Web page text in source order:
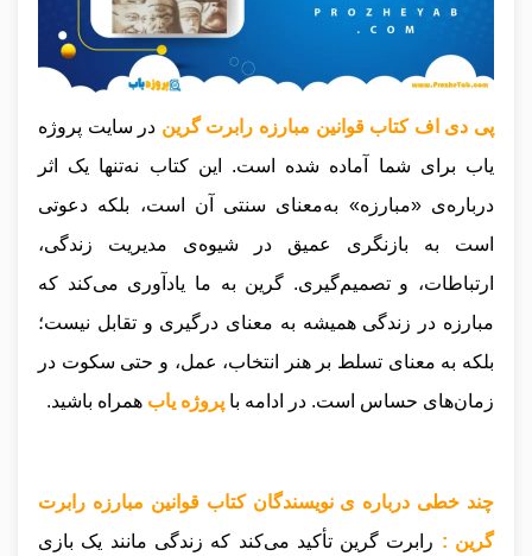
پی دی اف کتاب قوانین مبارزه رابرت گرین در سایت پروژه
یاب برای شما آماده شده است. این کتاب نه‌تنها یک اثر
درباره‌ی «مبارزه» به‌معنای سنتی آن است، بلکه دعوتی
است به بازنگری عمیق در شیوه‌ی مدیریت زندگی،
ارتباطات، و تصمیم‌گیری. گرین به ما یادآوری می‌کند که
مبارزه در زندگی همیشه به معنای درگیری و تقابل نیست؛
بلکه به معنای تسلط بر هنر انتخاب، عمل، و حتی سکوت در
زمان‌های حساس است. در ادامه با پروژه یاب همراه باشید.
چند خطی درباره ی نویسندگان کتاب قوانین مبارزه رابرت
گرین : رابرت گرین تأکید می‌کند که زندگی مانند یک بازی